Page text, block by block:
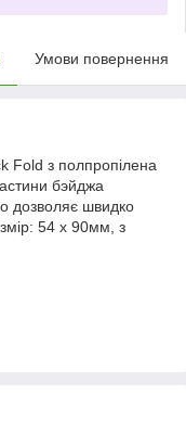
Умови повернення
Fold з полпропілена
бэйджа
дозволяє швидко
54 x 90мм, з